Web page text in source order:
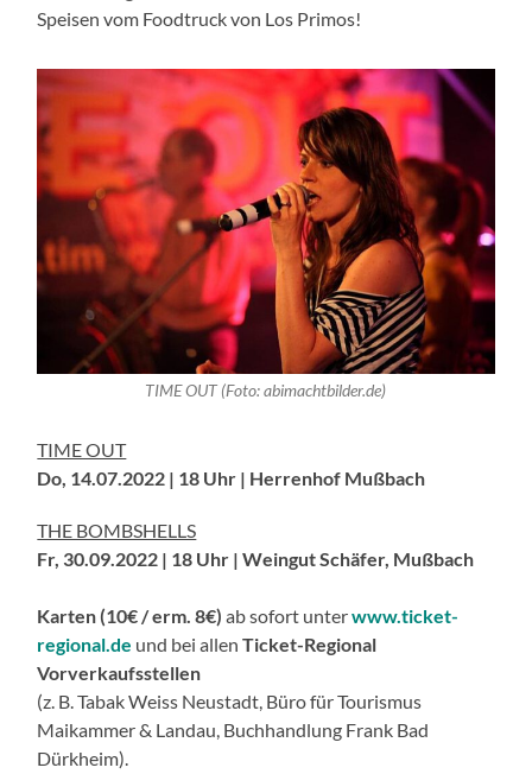
Speisen vom Foodtruck von Los Primos!
TIME OUT (Foto: abimachtbilder.de)
TIME OUT
Do, 14.07.2022 | 18 Uhr | Herrenhof Mußbach
THE BOMBSHELLS
Fr, 30.09.2022 | 18 Uhr | Weingut Schäfer, Mußbach
Karten (10€ / erm. 8€)ab sofort unterwww.ticket-
regional.de und bei allen Ticket-Regional
Vorverkaufsstellen
(z. B. Tabak Weiss Neustadt, Büro für Tourismus
Maikammer & Landau, Buchhandlung Frank Bad
Dürkheim).